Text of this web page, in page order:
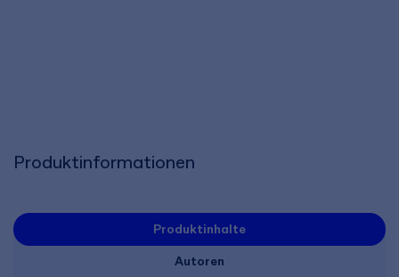
Produktinformationen
Produktinhalte
Autoren